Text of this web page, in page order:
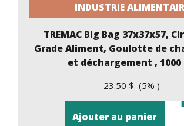
INDUSTRIE
TREMAC Big Bag 37x37x57,
Grade Aliment, Goulotte de
et déchargement , 1000
23.50 $ (5% )
Ajouter au panier